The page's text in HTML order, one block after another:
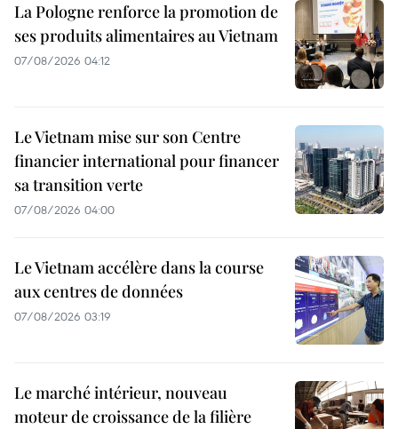
La Pologne renforce la promotion de
ses produits alimentaires au Vietnam
07/08/2026 04:12
Le Vietnam mise sur son Centre
financier international pour financer
sa transition verte
07/08/2026 04:00
Le Vietnam accélère dans la course
aux centres de données
07/08/2026 03:19
Le marché intérieur, nouveau
moteur de croissance de la filière